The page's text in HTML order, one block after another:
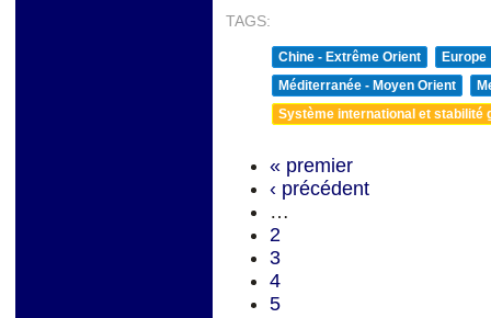
TAGS:
Chine - Extrême Orient
Europe
Méditerranée - Moyen Orient
Système international et stabilité
« premier
‹ précédent
…
2
3
4
5